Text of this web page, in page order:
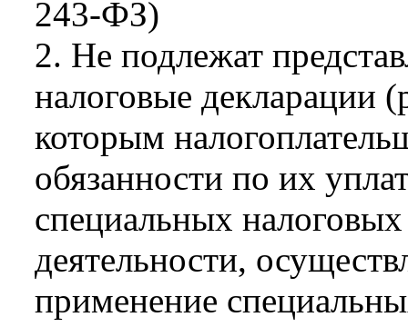
243-ФЗ)
2. Не подлежат
налоговые декларации
которым
обязанности по их
специальных
деятельности,
применение